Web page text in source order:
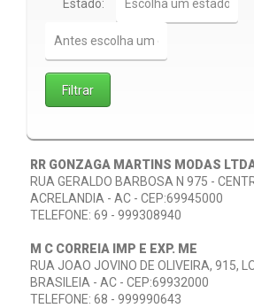
Estado:
RR GONZAGA MARTINS MODAS
RUA GERALDO BARBOSA N 975 -
ACRELANDIA - AC - CEP:69945000
TELEFONE: 69 - 999308940
M C CORREIA IMP E EXP. ME
RUA JOAO JOVINO DE OLIVEIRA, 915,
BRASILEIA - AC - CEP:69932000
TELEFONE: 68 - 999990643